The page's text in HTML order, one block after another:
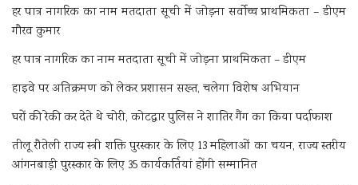
हर पात्र नागरिक का नाम मतदाता सूची में जोड़ना सर्वोच्च प्राथमिकता – डीएम
गौरव कुमार
हर पात्र नागरिक का नाम मतदाता सूची में जोड़ना प्राथमिकता – डीएम
हाइवे पर अतिक्रमण को लेकर प्रशासन सख्त, चलेगा विशेष अभियान
घरों की रेकी कर देते थे चोरी, कोटद्वार पुलिस ने शातिर गैंग का किया पर्दाफाश
तीलू रौतेली राज्य स्त्री शक्ति पुरस्कार के लिए 13 महिलाओं का चयन, राज्य स्तरीय
आंगनबाड़ी पुरस्कार के लिए 35 कार्यकर्तियां होंगी सम्मानित